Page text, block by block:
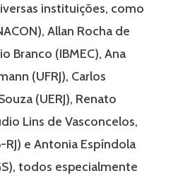
instituições, como
Allan Rocha de
Branco (IBMEC), Ana
(UFRJ), Carlos
(UERJ), Renato
Lins de Vasconcelos,
RJ) e Antonia Espíndola
todos especialmente